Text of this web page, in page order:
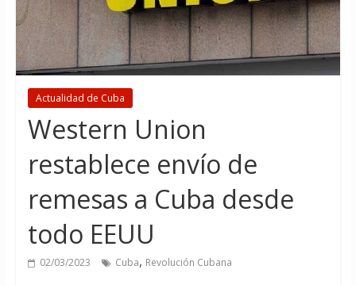
Actualidad de Cuba
Western Union
restablece envío de
remesas a Cuba desde
todo EEUU
02/03/2023 Cuba, Revolución Cubana